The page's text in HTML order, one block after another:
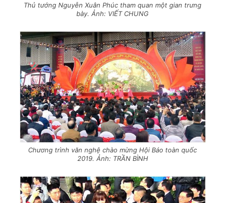
Thủ tướng Nguyễn Xuân Phúc tham quan một gian trưng
bày. Ảnh: VIẾT CHUNG
Chương trình văn nghệ chào mừng Hội Báo toàn quốc
2019. Ảnh: TRẦN BÌNH